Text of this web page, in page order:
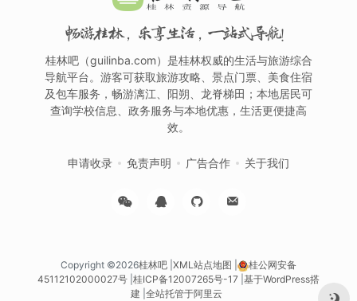
畅游桂林，乐享生活，一站式导航！
桂林吧（guilinba.com）是桂林权威的生活与旅游综合
导航平台。游客可获取旅游攻略、景点门票、美食住宿
及包车服务，畅游漓江、阳朔、龙脊梯田；本地居民可
查询学校信息、政务服务与本地优惠，生活更便捷高
效。
申请收录 免责声明 广告合作 关于我们
Copyright ©2026桂林吧 XML站点地图
桂公网安备
45112102000027号 桂ICP备12007265号-17 基于WordPress搭
建 全站托管于阿里云